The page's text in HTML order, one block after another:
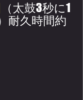
（太鼓3秒に1
耐久時間約